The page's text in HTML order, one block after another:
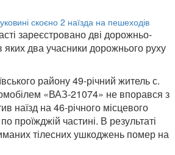
зареєстровано дві дорожньо-
яких два учасники дорожнього руху
району 49-річний житель с.
«ВАЗ-21074» не впорався з
наїзд на 46-річного місцевого
проїжджій частині. В результаті
тілесних ушкоджень помер на